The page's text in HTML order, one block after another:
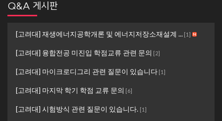
Q&A 게시판
[고려대] 재생에너지공학개론 및 에너지저장소재설계 ... [1]
[고려대] 융합전공 미진입 학점교류 관련 문의 [2]
[고려대] 마이크로디그리 관련 질문이 있습니다 [1]
[고려대] 마지막 학기 학점 교류 문의 [6]
[고려대] 시험방식 관련 질문이 있습니다. [1]